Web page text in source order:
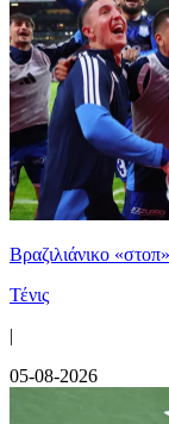
Βραζιλιάνικο
Τένις
|
05-08-2026